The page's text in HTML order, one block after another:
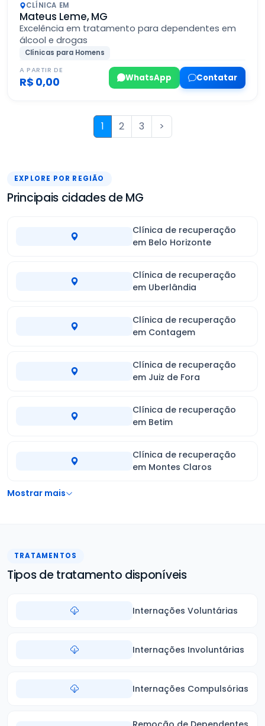
CLÍNICA EM
Mateus Leme, MG
Excelência em tratamento para dependentes em
álcool e drogas
Clínicas para Homens
A PARTIR DE
R$ 0,00 WhatsApp Contatar
1 2 3 >
EXPLORE POR REGIÃO
Principais cidades de MG
Clínica de recuperação
em Belo Horizonte
Clínica de recuperação
em Uberlândia
Clínica de recuperação
em Contagem
Clínica de recuperação
em Juiz de Fora
Clínica de recuperação
em Betim
Clínica de recuperação
em Montes Claros
Mostrar mais
TRATAMENTOS
Tipos de tratamento disponíveis
Internações Voluntárias
Internações Involuntárias
Internações Compulsórias